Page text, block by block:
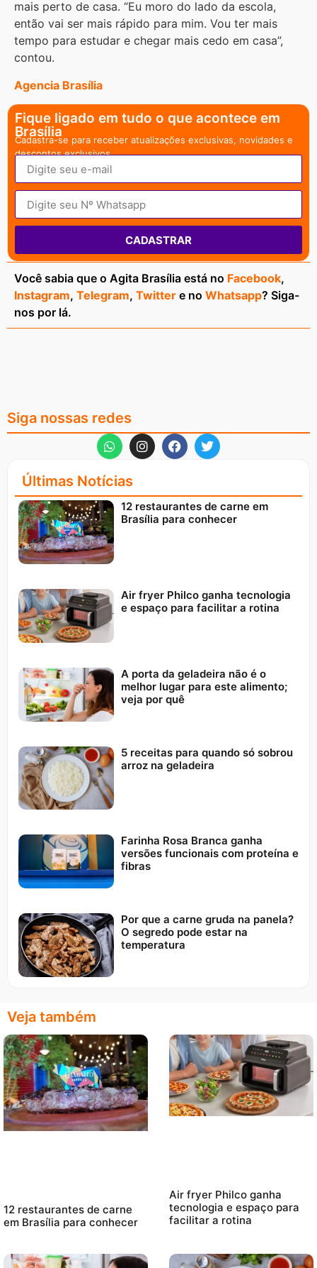
mais perto de casa. “Eu moro do lado da escola,
então vai ser mais rápido para mim. Vou ter mais
tempo para estudar e chegar mais cedo em casa”,
contou.
Agencia Brasília
Fique ligado em tudo o que acontece em
Brasília
Cadastra-se para receber atualizações exclusivas, novidades e
descontos exclusivos.
CADASTRAR
Você sabia que o Agita Brasília está no Facebook,
Instagram, Telegram, Twitter e no Whatsapp? Siga-
nos por lá.
Siga nossas redes
Últimas Notícias
12 restaurantes de carne em
Brasília para conhecer
Air fryer Philco ganha tecnologia
e espaço para facilitar a rotina
A porta da geladeira não é o
melhor lugar para este alimento;
veja por quê
5 receitas para quando só sobrou
arroz na geladeira
Farinha Rosa Branca ganha
versões funcionais com proteína e
fibras
Por que a carne gruda na panela?
O segredo pode estar na
temperatura
Veja também
12 restaurantes de carne
em Brasília para conhecer
Air fryer Philco ganha
tecnologia e espaço para
facilitar a rotina